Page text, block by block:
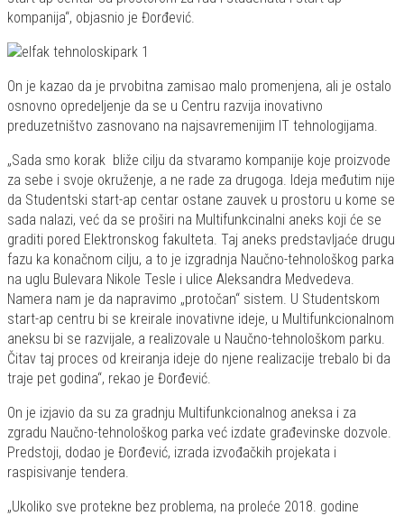
kompanija“, objasnio je Đorđević.
On je kazao da je prvobitna zamisao malo promenjena, ali je ostalo
osnovno opredeljenje da se u Centru razvija inovativno
preduzetništvo zasnovano na najsavremenijim IT tehnologijama.
„Sada smo korak bliže cilju da stvaramo kompanije koje proizvode
za sebe i svoje okruženje, a ne rade za drugoga. Ideja međutim nije
da Studentski start-ap centar ostane zauvek u prostoru u kome se
sada nalazi, već da se proširi na Multifunkcinalni aneks koji će se
graditi pored Elektronskog fakulteta. Taj aneks predstavljaće drugu
fazu ka konačnom cilju, a to je izgradnja Naučno-tehnološkog parka
na uglu Bulevara Nikole Tesle i ulice Aleksandra Medvedeva.
Namera nam je da napravimo „protočan“ sistem. U Studentskom
start-ap centru bi se kreirale inovativne ideje, u Multifunkcionalnom
aneksu bi se razvijale, a realizovale u Naučno-tehnološkom parku.
Čitav taj proces od kreiranja ideje do njene realizacije trebalo bi da
traje pet godina“, rekao je Đorđević.
On je izjavio da su za gradnju Multifunkcionalnog aneksa i za
zgradu Naučno-tehnološkog parka već izdate građevinske dozvole.
Predstoji, dodao je Đorđević, izrada izvođačkih projekata i
raspisivanje tendera.
„Ukoliko sve protekne bez problema, na proleće 2018. godine